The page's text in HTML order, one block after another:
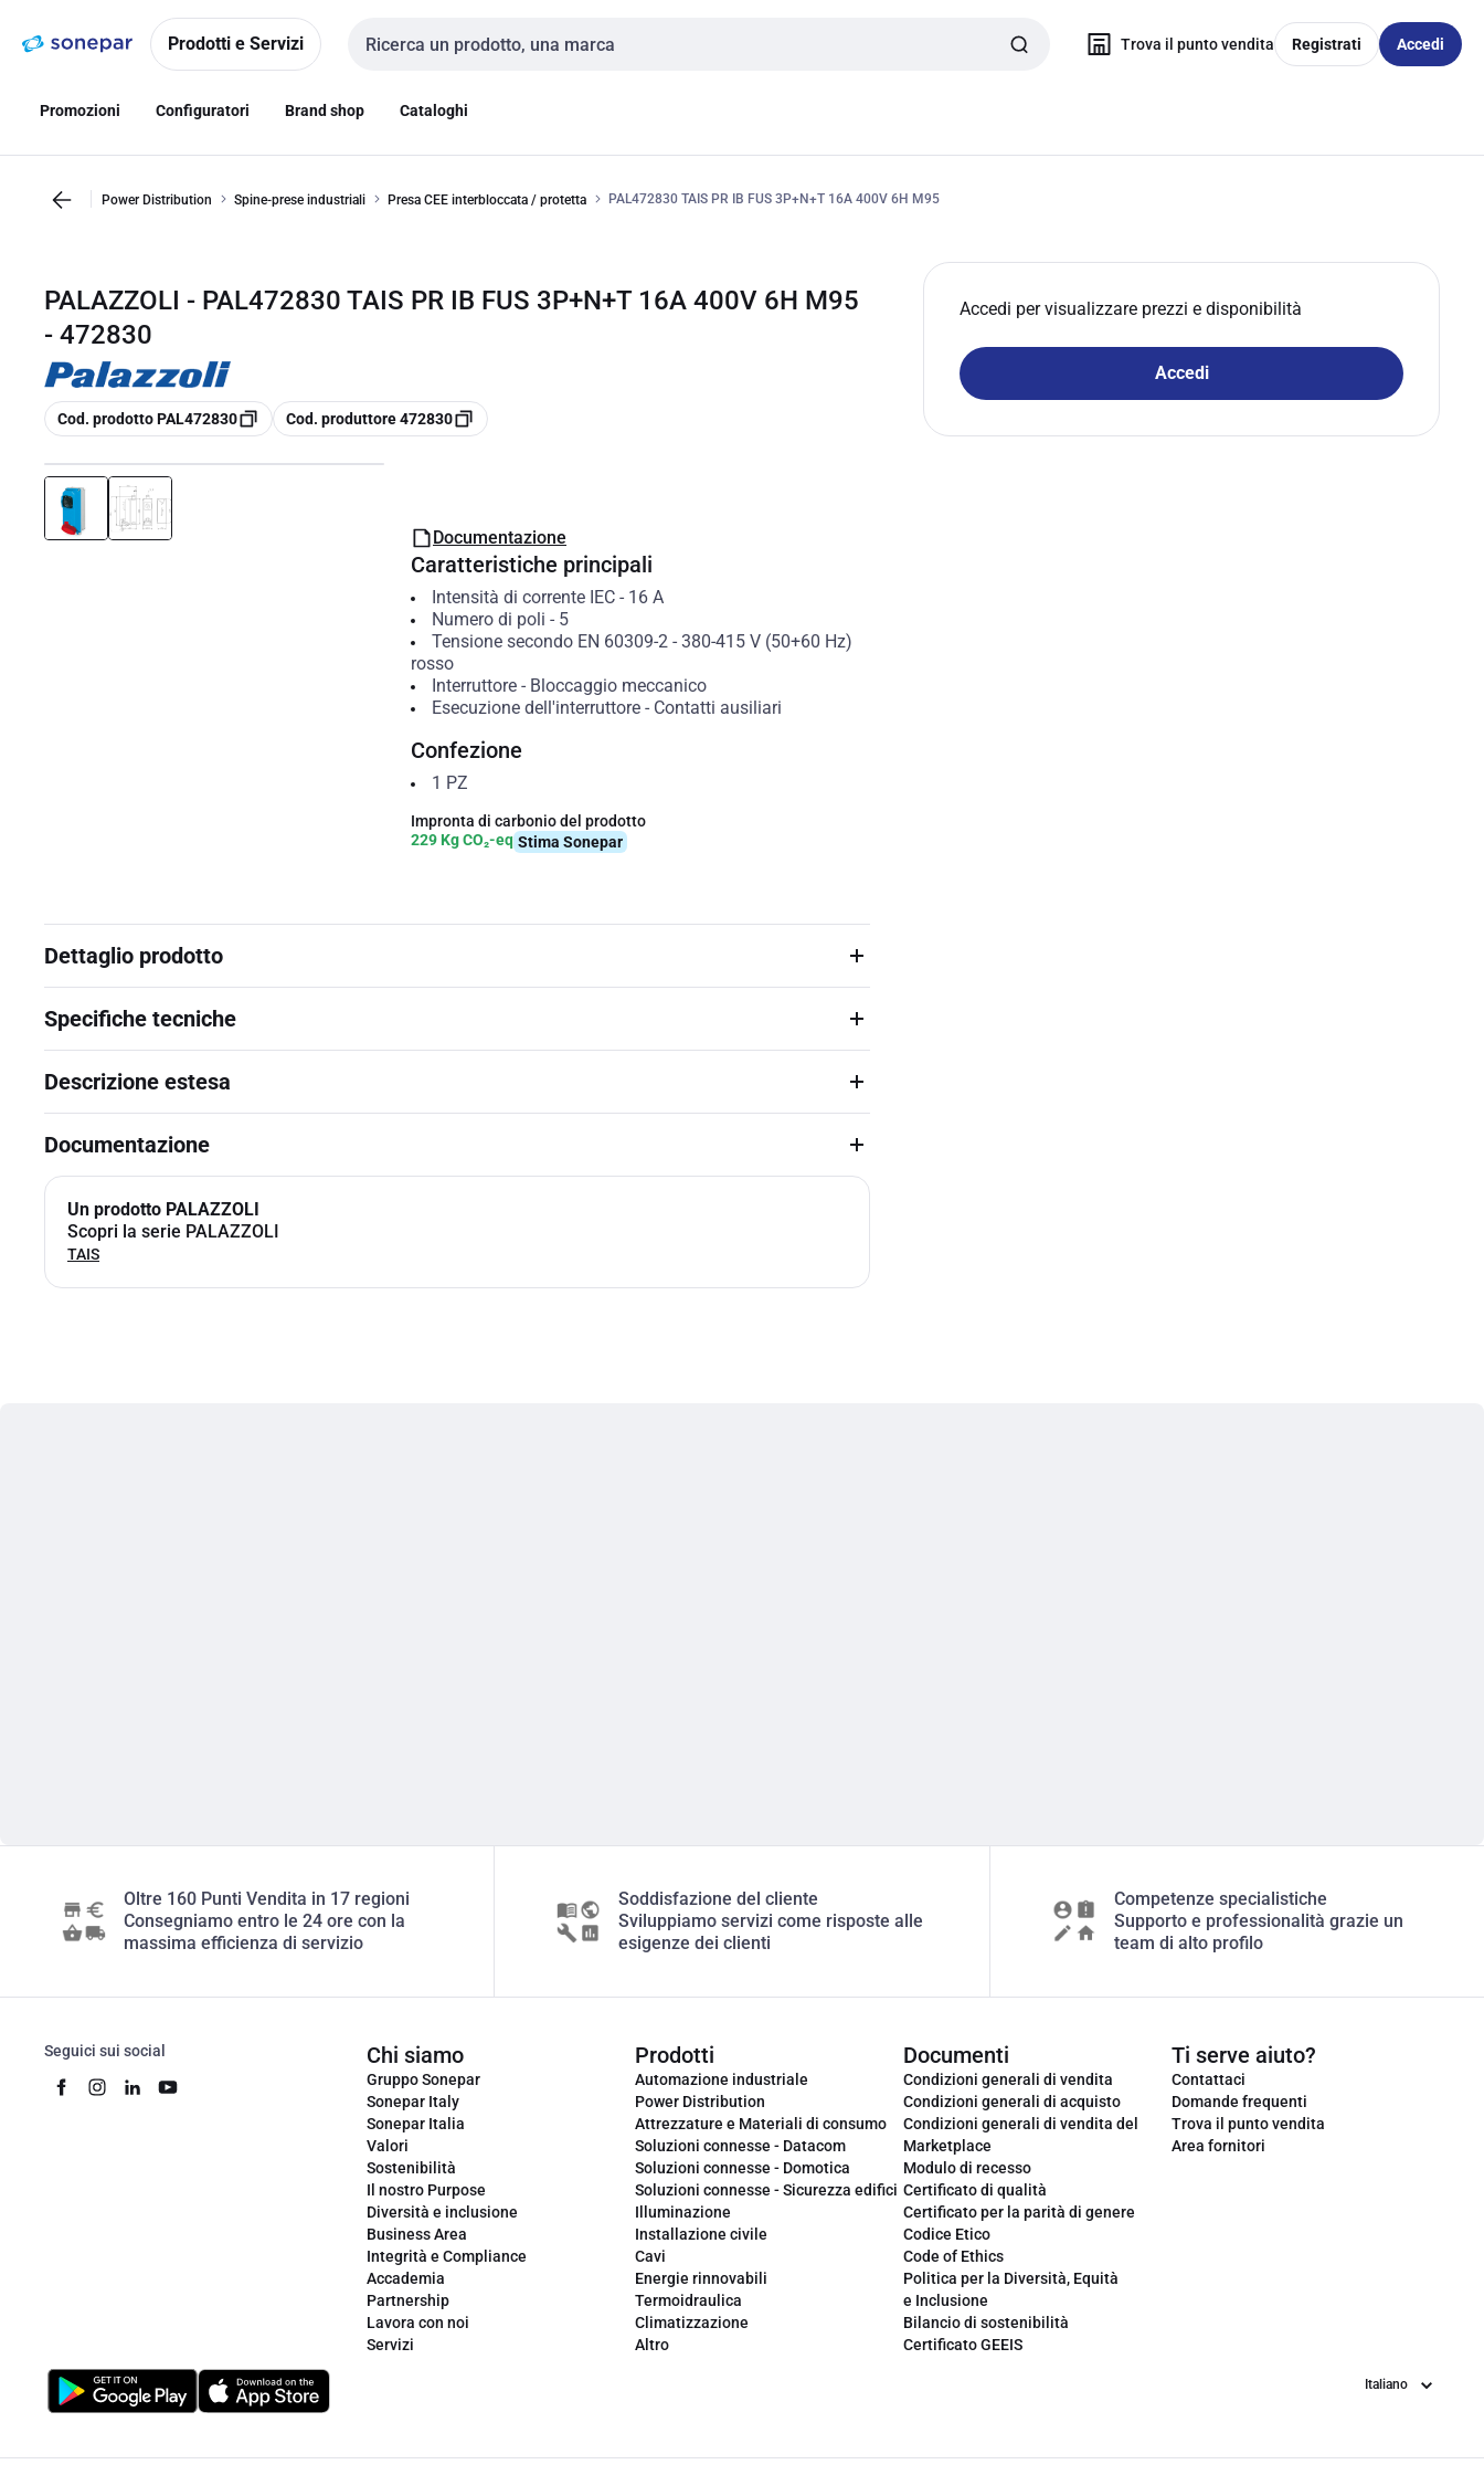
navigazionealla
Prodotti e Servizi
Cerca input
Trova il punto vendita Registrati Accedi
Promozioni Configuratori Brand shop Cataloghi
Power Distribution Spine-prese industriali Presa CEE interbloccata / protetta PAL472830 TAIS PR IB FUS 3P+N+T 16A 400V 6H M95
PALAZZOLI - PAL472830 TAIS PR IB FUS 3P+N+T 16A 400V 6H M95
- 472830
copia
Cod. prodotto PAL472830 copia
Cod. produttore 472830
Accedi per visualizzare prezzi e disponibilità
Accedi
Documentazione
Caratteristiche principali
Intensità di corrente IEC- 16 A
Numero di poli - 5
Tensione secondo EN 60309-2- 380-415 V (50+60 Hz)
rosso
Interruttore- Bloccaggio meccanico
Esecuzione dell'interruttore- Contatti ausiliari
Confezione
1 PZ
Impronta di carbonio del prodotto
229 Kg CO₂-eq Stima Sonepar
Dettaglio prodotto
Specifiche tecniche
Descrizione estesa
Documentazione
Un prodotto PALAZZOLI
Scopri la serie PALAZZOLI
TAIS
Oltre 160 Punti Vendita in 17 regioni
Consegniamo entro le 24 ore con la
massima efficienza di servizio
Soddisfazione del cliente
Sviluppiamo servizi come risposte alle
esigenze dei clienti
Competenze specialistiche
Supporto e professionalità grazie un
team di alto profilo
Seguici sui social Chi siamo
Gruppo Sonepar
Sonepar Italy
Sonepar Italia
Valori
Sostenibilità
Il nostro Purpose
Diversità e inclusione
Business Area
Integrità e Compliance
Accademia
Partnership
Lavora con noi
Servizi
Prodotti
Automazione industriale
Power Distribution
Attrezzature e Materiali di consumo
Soluzioni connesse - Datacom
Soluzioni connesse - Domotica
Soluzioni connesse - Sicurezza edifici
Illuminazione
Installazione civile
Cavi
Energie rinnovabili
Termoidraulica
Climatizzazione
Altro
Documenti
Condizioni generali di vendita
Condizioni generali di acquisto
Condizioni generali di vendita del
Marketplace
Modulo di recesso
Certificato di qualità
Certificato per la parità di genere
Codice Etico
Code of Ethics
Politica per la Diversità, Equità
e Inclusione
Bilancio di sostenibilità
Certificato GEEIS
Ti serve aiuto?
Contattaci
Domande frequenti
Trova il punto vendita
Area fornitori
Lingua